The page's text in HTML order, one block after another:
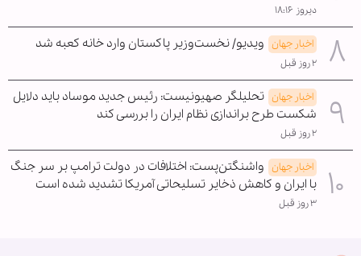
دیروز ۱۸:۱۶
اخبار جهان ویدیو/ نخست‌وزیر پاکستان وارد خانه کعبه شد
۲ روز قبل
اخبار جهان تحلیلگر صهیونیست: رئیس جدید موساد باید دلایل
شکست طرح براندازی نظام ایران را بررسی کند
۲ روز قبل
اخبار جهان واشنگتن‌پست: اختلافات در دولت ترامپ بر سر جنگ
با ایران و کاهش ذخایر تسلیحاتی آمریکا تشدید شده است
۳ روز قبل